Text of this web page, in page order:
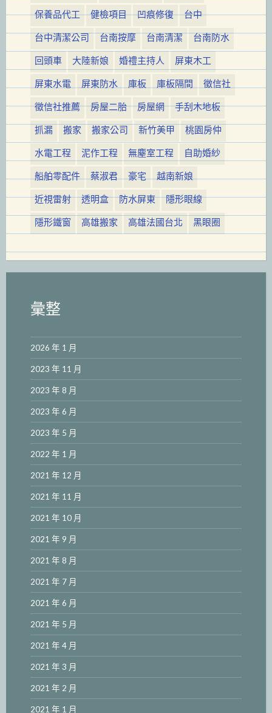
保養品代工
健檢項目 凹痕修復
台中
台中清潔公司
台南按摩 台南清潔
台南防水
回頭車
大陸新娘 婚禮主持人
屏東木工
屏東水電
屏東防水 庫板 庫板隔間
徵信社
徵信社推薦
房屋二胎 房屋網
手刮木地板
抓漏
搬家 搬家公司 新竹美甲
桃園房仲
水電工程
泥作工程 無塵室工程
自助婚紗
船舶零配件
蔡淑君 豪宅
越南新娘
近視雷射
透明盒 防水屏東
隱形眼線
隱形鐵窗
高雄搬家 高雄法國台北 黑眼圈
彙整
2026 年 1 月
2023 年 11 月
2023 年 8 月
2023 年 6 月
2023 年 5 月
2022 年 1 月
2021 年 12 月
2021 年 11 月
2021 年 10 月
2021 年 9 月
2021 年 8 月
2021 年 7 月
2021 年 6 月
2021 年 5 月
2021 年 4 月
2021 年 3 月
2021 年 2 月
2021 年 1 月